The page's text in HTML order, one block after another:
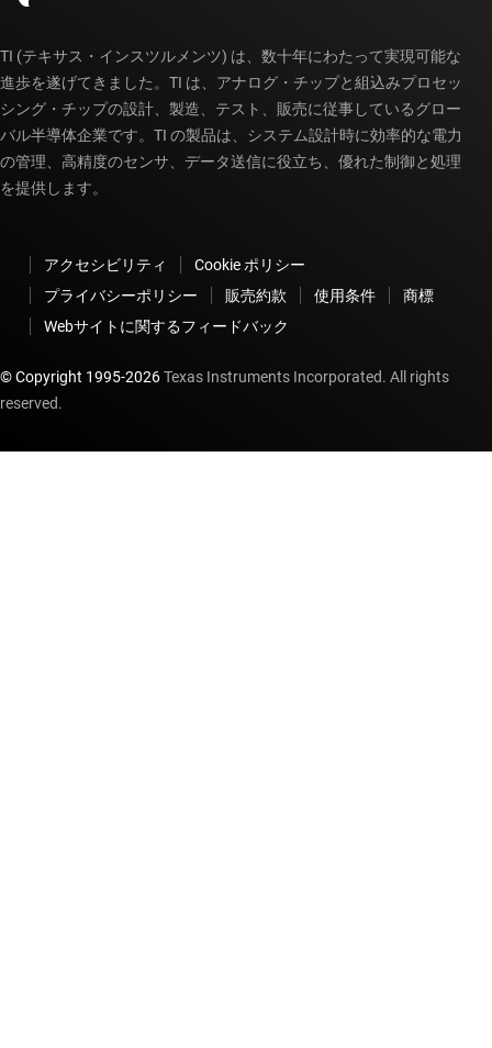
TI (テキサス・インスツルメンツ) は、数十年にわたって実現可能な
進歩を遂げてきました。TI は、アナログ・チップと組込みプロセッ
シング・チップの設計、製造、テスト、販売に従事しているグロー
バル半導体企業です。TI の製品は、システム設計時に効率的な電力
の管理、高精度のセンサ、データ送信に役立ち、優れた制御と処理
を提供します。
アクセシビリティ
Cookie ポリシー
プライバシーポリシー
販売約款 使用条件
商標
Webサイトに関するフィードバック
© Copyright 1995-2026Texas Instruments Incorporated. All rights
reserved.